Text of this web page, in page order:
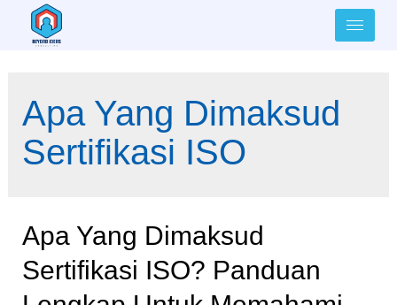
Apa Yang Dimaksud
Sertifikasi ISO
Apa Yang Dimaksud
Sertifikasi ISO? Panduan